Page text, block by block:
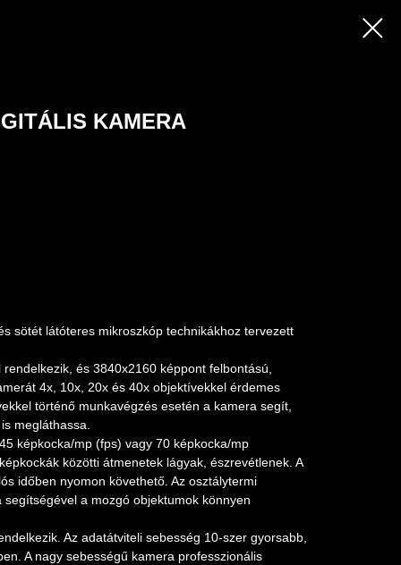
KAMERA
sötét látóteres mikroszkóp technikákhoz tervezett
és 3840x2160 képpont felbontású,
4x, 10x, 20x és 40x objektívekkel érdemes
történő munkavégzés esetén a kamera segít,
megláthassa.
képkocka/mp (fps) vagy 70 képkocka/mp
közötti átmenetek lágyak, észrevétlenek. A
időben nyomon követhető. Az osztálytermi
a mozgó objektumok könnyen
Az adatátviteli sebesség 10-szer gyorsabb,
A nagy sebességű kamera professzionális